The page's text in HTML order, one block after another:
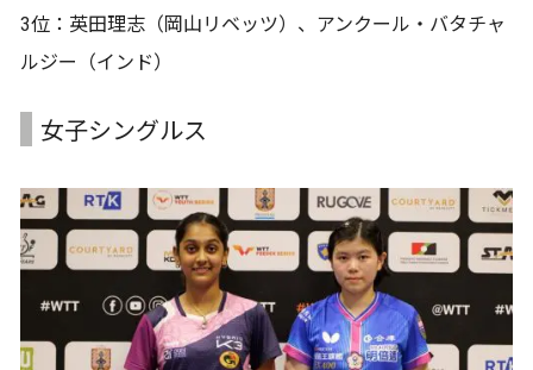
3位：英田理志（岡山リベッツ）、アンクール・バタチャ
ルジー（インド）
女子シングルス